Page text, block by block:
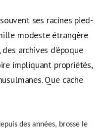
ses racines pied-
modeste étrangère
archives d’époque
impliquant propriétés,
Que cache
des années, brosse le